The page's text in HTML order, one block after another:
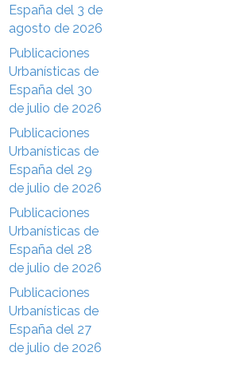
España del 3 de
agosto de 2026
Publicaciones
Urbanísticas de
España del 30
de julio de 2026
Publicaciones
Urbanísticas de
España del 29
de julio de 2026
Publicaciones
Urbanísticas de
España del 28
de julio de 2026
Publicaciones
Urbanísticas de
España del 27
de julio de 2026